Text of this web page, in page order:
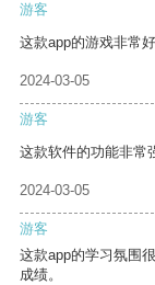
游客
这款app的游戏非常
2024-03-05
游客
这款软件的功能非常
2024-03-05
游客
这款app的学习氛围
成绩。